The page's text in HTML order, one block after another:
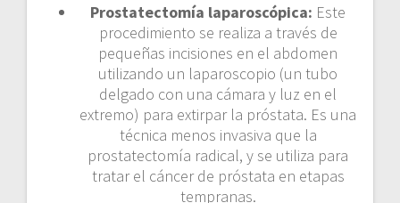
Prostatectomía laparoscópica: Este
procedimiento se realiza a través de
pequeñas incisiones en el abdomen
utilizando un laparoscopio (un tubo
delgado con una cámara y luz en el
extremo) para extirpar la próstata. Es una
técnica menos invasiva que la
prostatectomía radical, y se utiliza para
tratar el cáncer de próstata en etapas
tempranas.